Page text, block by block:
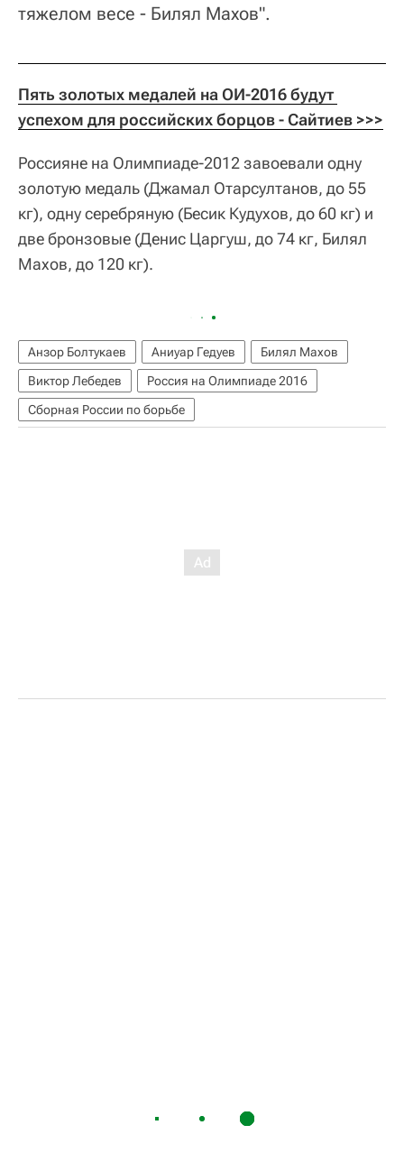
тяжелом весе - Билял Махов".
Пять золотых медалей на ОИ-2016 будут
успехом для российских борцов - Сайтиев >>>
Россияне на Олимпиаде-2012 завоевали одну
золотую медаль (Джамал Отарсултанов, до 55
кг), одну серебряную (Бесик Кудухов, до 60 кг) и
две бронзовые (Денис Царгуш, до 74 кг, Билял
Махов, до 120 кг).
Анзор Болтукаев Аниуар Гедуев
Билял Махов
Виктор Лебедев
Россия на Олимпиаде 2016
Сборная России по борьбе